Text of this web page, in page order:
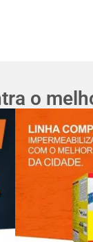
o